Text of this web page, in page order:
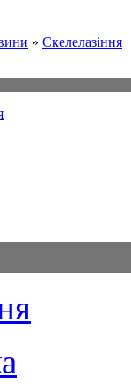
» Скелелазіння